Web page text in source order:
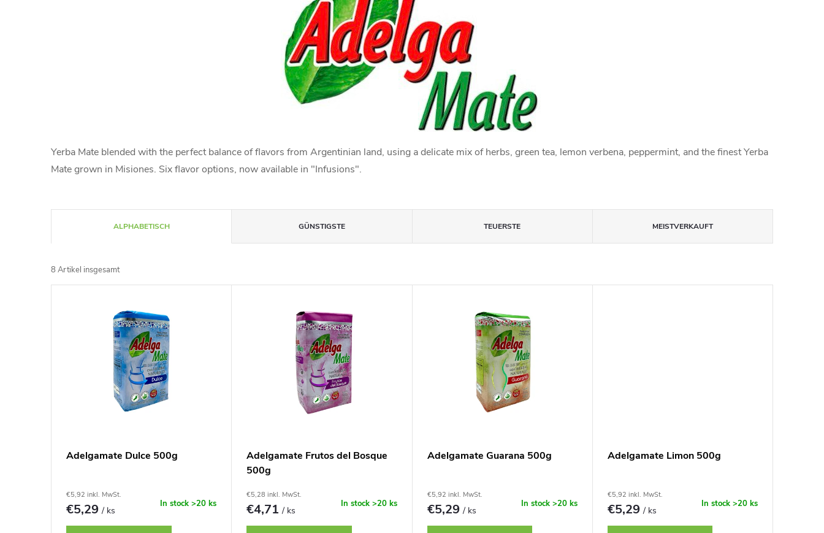
Yerba Mate blended with the perfect balance of flavors from Argentinian land, using a delicate mix of herbs, green tea, lemon verbena, peppermint, and the finest Yerba
Mate grown in Misiones. Six flavor options, now available in "Infusions".
r
o
ALPHABETISCH GÜNSTIGSTE TEUERSTE MEISTVERKAUFT
8 Artikel insgesamt
Adelgamate Dulce 500g
€5,92 inkl. MwSt.
€5,29/ ks
In stock>20 ks
Adelgamate Frutos del Bosque
500g
€5,28 inkl. MwSt.
€4,71/ ks
In stock >20 ks
Adelgamate Guarana 500g
€5,92 inkl. MwSt.
€5,29/ ks
In stock >20 ks
Adelgamate Limon 500g
€5,92 inkl. MwSt.
€5,29/ ks
In stock >20 ks